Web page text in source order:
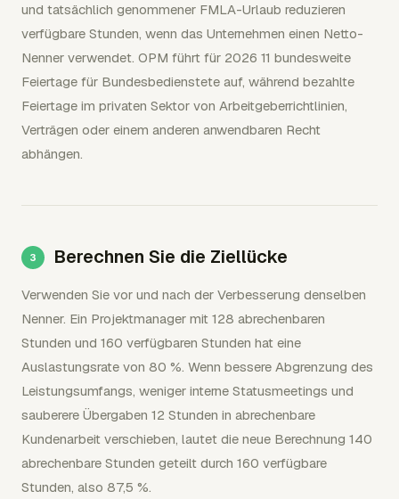
und tatsächlich genommener FMLA-Urlaub reduzieren
verfügbare Stunden, wenn das Unternehmen einen Netto-
Nenner verwendet. OPM führt für 2026 11 bundesweite
Feiertage für Bundesbedienstete auf, während bezahlte
Feiertage im privaten Sektor von Arbeitgeberrichtlinien,
Verträgen oder einem anderen anwendbaren Recht
abhängen.
Berechnen Sie die Ziellücke
Verwenden Sie vor und nach der Verbesserung denselben
Nenner. Ein Projektmanager mit 128 abrechenbaren
Stunden und 160 verfügbaren Stunden hat eine
Auslastungsrate von 80 %. Wenn bessere Abgrenzung des
Leistungsumfangs, weniger interne Statusmeetings und
sauberere Übergaben 12 Stunden in abrechenbare
Kundenarbeit verschieben, lautet die neue Berechnung 140
abrechenbare Stunden geteilt durch 160 verfügbare
Stunden, also 87,5 %.